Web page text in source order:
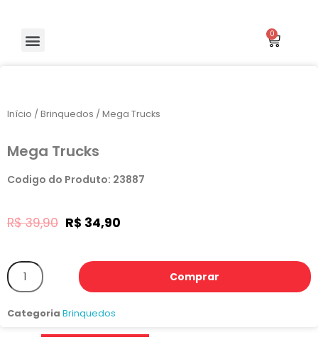
Início /Brinquedos / Mega Trucks
Mega Trucks
Codigo do Produto: 23887
R$39,90 R$ 34,90
Comprar
Categoria Brinquedos